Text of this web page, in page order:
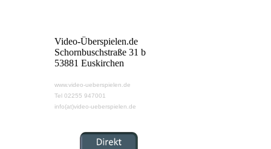
Video-Überspielen.de
Schornbuschstraße 31 b
53881 Euskirchen
www.video-ueberspielen.de
Tel 02255 947001
info(at)video-ueberspielen.de